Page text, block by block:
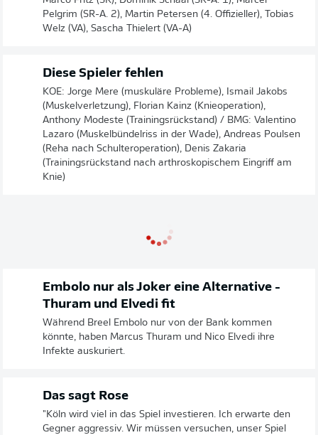
Pelgrim (SR-A. 2), Martin Petersen (4. Offizieller), Tobias
Welz (VA), Sascha Thielert (VA-A)
Diese Spieler fehlen
KOE: Jorge Mere (muskuläre Probleme), Ismail Jakobs
(Muskelverletzung), Florian Kainz (Knieoperation),
Anthony Modeste (Trainingsrückstand) / BMG: Valentino
Lazaro (Muskelbündelriss in der Wade), Andreas Poulsen
(Reha nach Schulteroperation), Denis Zakaria
(Trainingsrückstand nach arthroskopischem Eingriff am
Knie)
Embolo nur als Joker eine Alternative -
Thuram und Elvedi fit
Während Breel Embolo nur von der Bank kommen
könnte, haben Marcus Thuram und Nico Elvedi ihre
Infekte auskuriert.
Das sagt Rose
"Köln wird viel in das Spiel investieren. Ich erwarte den
Gegner aggressiv. Wir müssen versuchen, unser Spiel